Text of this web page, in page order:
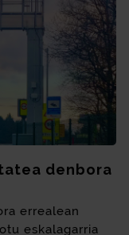
denbora
errealean
eskalagarria